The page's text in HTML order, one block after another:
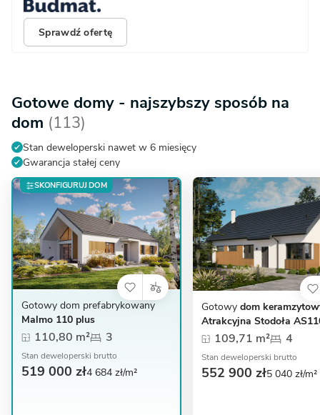
Sprawdź ofertę
Gotowe domy - najszybszy sposób na
dom (113)
Stan deweloperski nawet w 6 miesięcy
Gwarancja stałej ceny
SKONFIGURUJ DOM
Gotowy dom prefabrykowany
Malmo 110 plus
110,80 m² 3
Stan deweloperski brutto
519 000 zł4 684 zł/m²
Gotowy dom
Atrakcyjna Stodoła
109,71 m² 4
Stan deweloperski brutto
552 900 zł5 040 zł/m²